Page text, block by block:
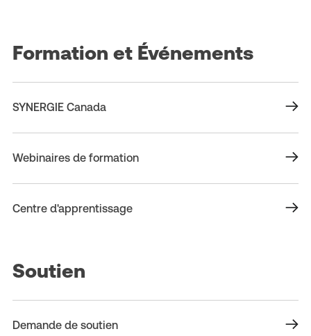
Formation et Événements
SYNERGIE Canada
Webinaires de formation
Centre d'apprentissage
Soutien
Demande de soutien